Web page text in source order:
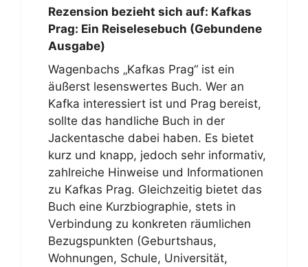
Rezension bezieht sich auf: Kafkas
Prag: Ein Reiselesebuch (Gebundene
Ausgabe)
Wagenbachs „Kafkas Prag“ ist ein
äußerst lesenswertes Buch. Wer an
Kafka interessiert ist und Prag bereist,
sollte das handliche Buch in der
Jackentasche dabei haben. Es bietet
kurz und knapp, jedoch sehr informativ,
zahlreiche Hinweise und Informationen
zu Kafkas Prag. Gleichzeitig bietet das
Buch eine Kurzbiographie, stets in
Verbindung zu konkreten räumlichen
Bezugspunkten (Geburtshaus,
Wohnungen, Schule, Universität,